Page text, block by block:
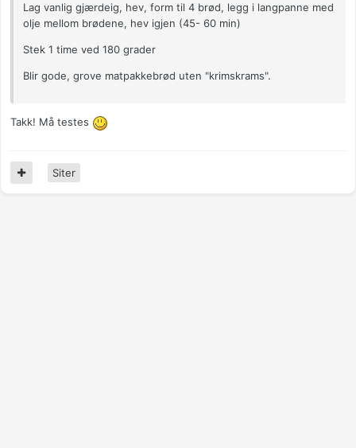
Lag vanlig gjærdeig, hev, form til 4 brød, legg i langpanne med
olje mellom brødene, hev igjen (45- 60 min)
Stek 1 time ved 180 grader
Blir gode, grove matpakkebrød uten "krimskrams".
Takk! Må testes
Siter